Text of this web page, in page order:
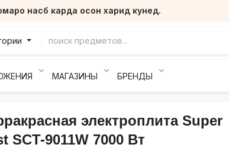
насб карда осон харид кунед.
МАГАЗИНЫ БРЕНДЫ
электроплита Super
SCT-9011W 7000 Вт